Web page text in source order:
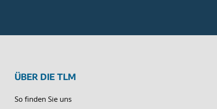
ÜBER DIE TLM
So finden Sie uns